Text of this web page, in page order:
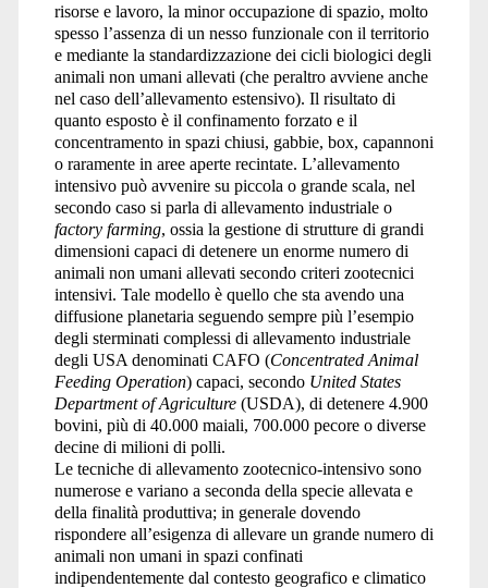
risorse e lavoro, la minor occupazione di spazio, molto
spesso l’assenza di un nesso funzionale con il territorio
e mediante la standardizzazione dei cicli biologici degli
animali non umani allevati (che peraltro avviene anche
nel caso dell’allevamento estensivo). Il risultato di
quanto esposto è il confinamento forzato e il
concentramento in spazi chiusi, gabbie, box, capannoni
o raramente in aree aperte recintate. L’allevamento
intensivo può avvenire su piccola o grande scala, nel
secondo caso si parla di allevamento industriale o
factory farming, ossia la gestione di strutture di grandi
dimensioni capaci di detenere un enorme numero di
animali non umani allevati secondo criteri zootecnici
intensivi. Tale modello è quello che sta avendo una
diffusione planetaria seguendo sempre più l’esempio
degli sterminati complessi di allevamento industriale
degli USA denominati CAFO (Concentrated Animal
Feeding Operation) capaci, secondo United States
Department of Agriculture(USDA), di detenere 4.900
bovini, più di 40.000 maiali, 700.000 pecore o diverse
decine di milioni di polli.
Le tecniche di allevamento zootecnico-intensivo sono
numerose e variano a seconda della specie allevata e
della finalità produttiva; in generale dovendo
rispondere all’esigenza di allevare un grande numero di
animali non umani in spazi confinati
indipendentemente dal contesto geografico e climatico